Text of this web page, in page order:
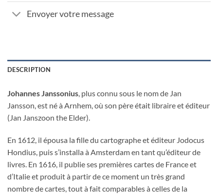
Envoyer votre message
DESCRIPTION
Johannes Janssonius, plus connu sous le nom de Jan
Jansson, est né à Arnhem, où son père était libraire et éditeur
(Jan Janszoon the Elder).
En 1612, il épousa la fille du cartographe et éditeur Jodocus
Hondius, puis s’installa à Amsterdam en tant qu’éditeur de
livres. En 1616, il publie ses premières cartes de France et
d’Italie et produit à partir de ce moment un très grand
nombre de cartes, tout à fait comparables à celles de la